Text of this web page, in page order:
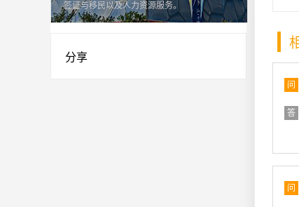
签证与移民以及人力资源服务。
分享
问
答
问